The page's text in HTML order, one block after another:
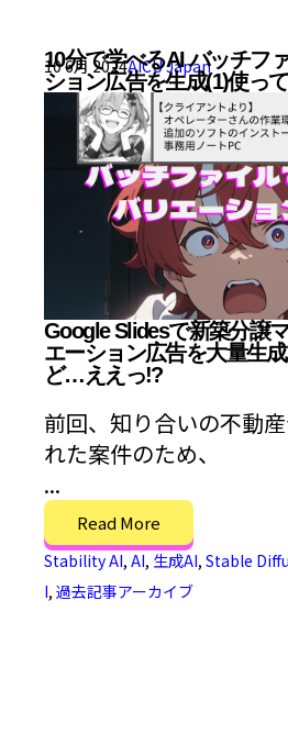
10分で学べるAI バッチフ
ション広告を生成(1)使っ
10 6月 2024AICU Japan
Google Slidesで新築分譲
エーション広告を大量生
ど…ええっ!?
前回、知り合いの不動
れた案件のため、
...
Read More
Stability AI, AI, 生成AI, Stable
I, 過去記事アーカイブ